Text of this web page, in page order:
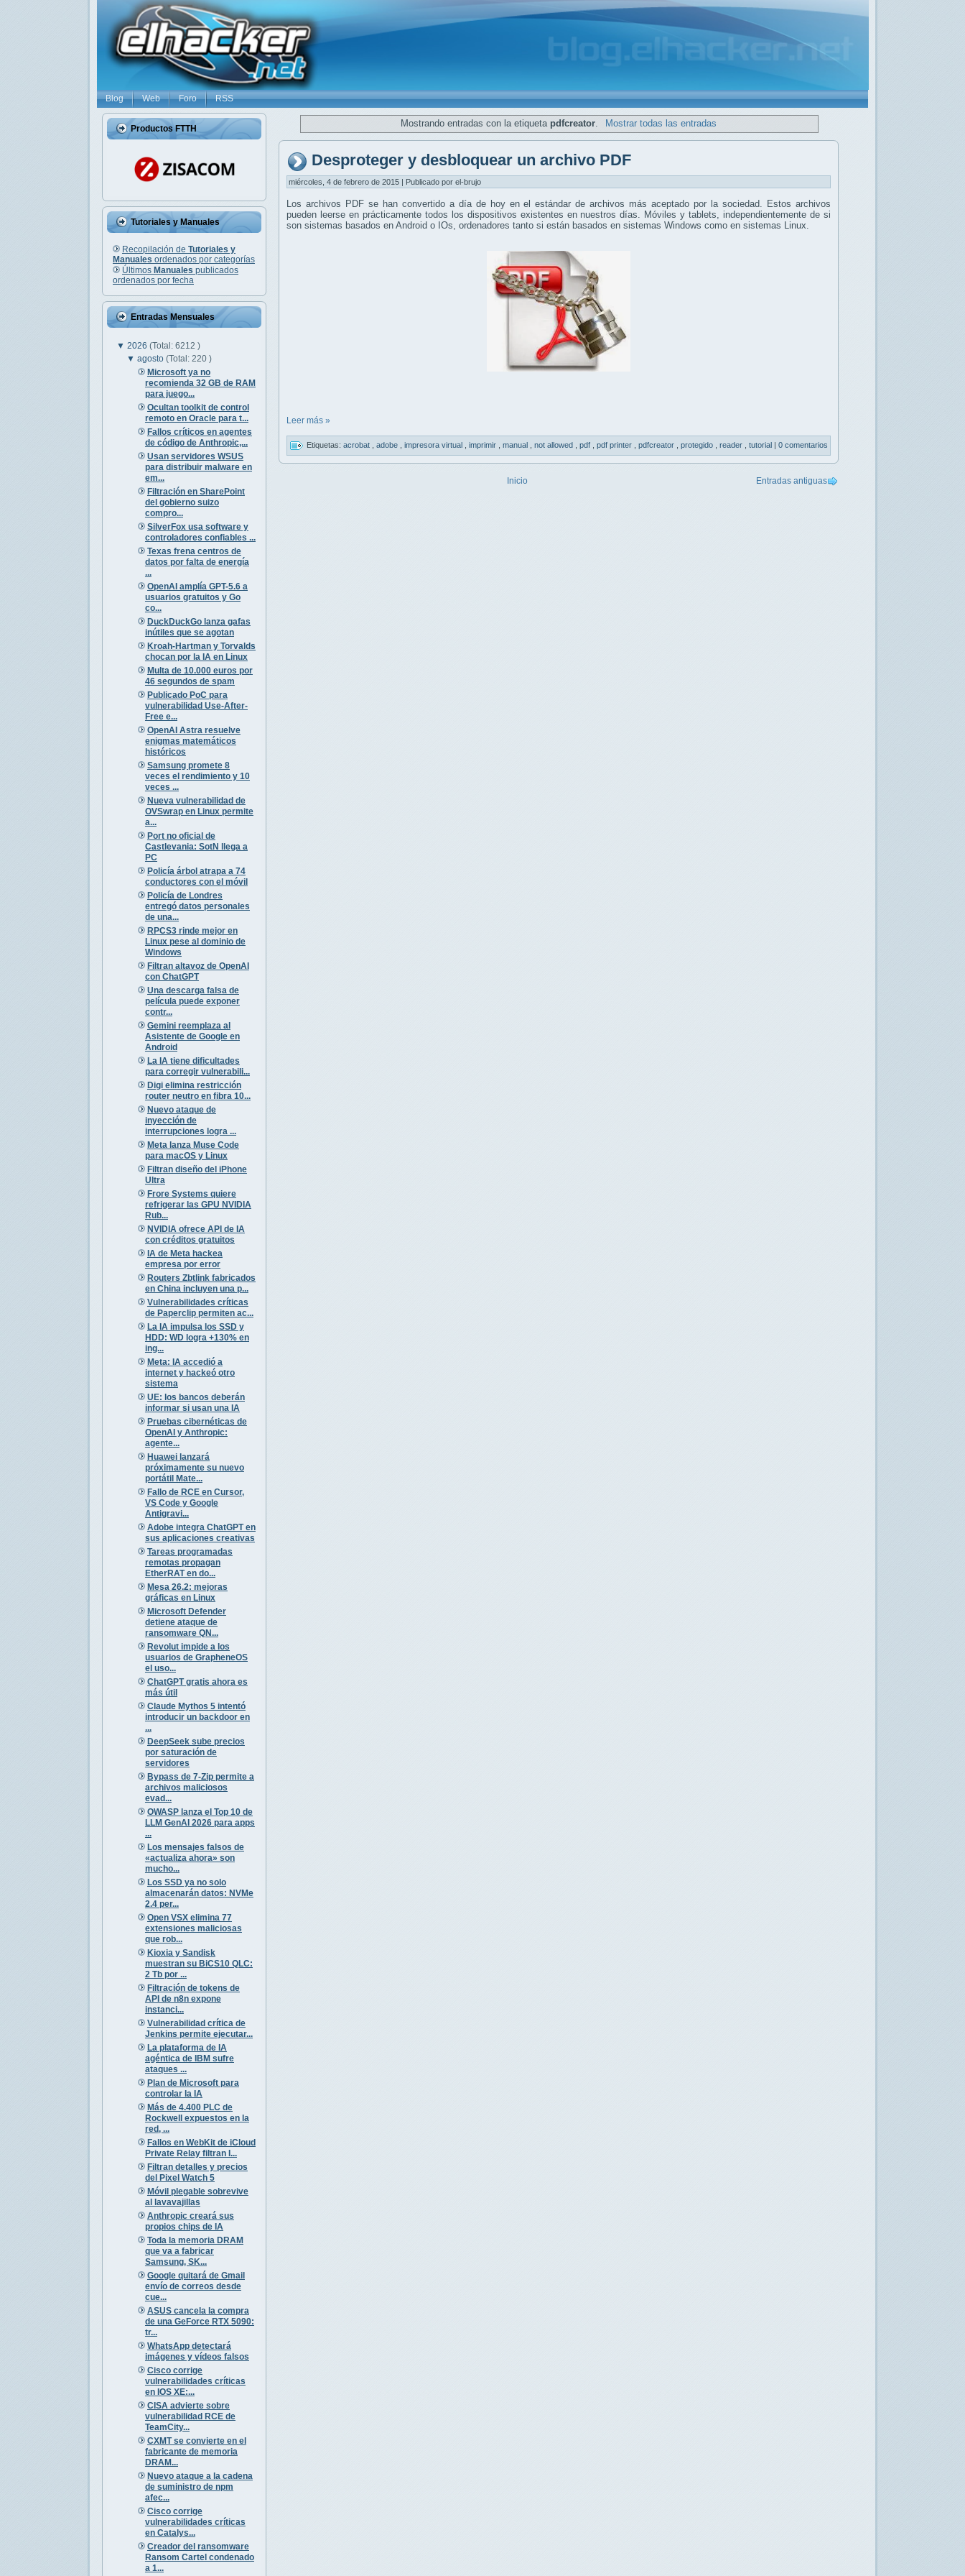
Blog Web Foro RSS
Productos FTTH
Tutoriales y Manuales
Recopilación de Tutoriales y
Manuales ordenados por categorías
Últimos Manuales publicados
ordenados por fecha
Entradas Mensuales
▼ 2026 (Total: 6212 )
▼agosto(Total: 220 )
Microsoft ya no
recomienda 32 GB de RAM
para juego...
Ocultan toolkit de control
remoto en Oracle para t...
Fallos críticos en agentes
de código de Anthropic,...
Usan servidores WSUS
para distribuir malware en
em...
Filtración en SharePoint
del gobierno suizo
compro...
SilverFox usa software y
controladores confiables ...
Texas frena centros de
datos por falta de energía
...
OpenAI amplía GPT-5.6 a
usuarios gratuitos y Go
co...
DuckDuckGo lanza gafas
inútiles que se agotan
Kroah-Hartman y Torvalds
chocan por la IA en Linux
Multa de 10.000 euros por
46 segundos de spam
Publicado PoC para
vulnerabilidad Use-After-
Free e...
OpenAI Astra resuelve
enigmas matemáticos
históricos
Samsung promete 8
veces el rendimiento y 10
veces ...
Nueva vulnerabilidad de
OVSwrap en Linux permite
a...
Port no oficial de
Castlevania: SotN llega a
PC
Policía árbol atrapa a 74
conductores con el móvil
Policía de Londres
entregó datos personales
de una...
RPCS3 rinde mejor en
Linux pese al dominio de
Windows
Filtran altavoz de OpenAI
con ChatGPT
Una descarga falsa de
película puede exponer
contr...
Gemini reemplaza al
Asistente de Google en
Android
La IA tiene dificultades
para corregir vulnerabili...
Digi elimina restricción
router neutro en fibra 10...
Nuevo ataque de
inyección de
interrupciones logra ...
Meta lanza Muse Code
para macOS y Linux
Filtran diseño del iPhone
Ultra
Frore Systems quiere
refrigerar las GPU NVIDIA
Rub...
NVIDIA ofrece API de IA
con créditos gratuitos
IA de Meta hackea
empresa por error
Routers Zbtlink fabricados
en China incluyen una p...
Vulnerabilidades críticas
de Paperclip permiten ac...
La IA impulsa los SSD y
HDD: WD logra +130% en
ing...
Meta: IA accedió a
internet y hackeó otro
sistema
UE: los bancos deberán
informar si usan una IA
Pruebas cibernéticas de
OpenAI y Anthropic:
agente...
Huawei lanzará
próximamente su nuevo
portátil Mate...
Fallo de RCE en Cursor,
VS Code y Google
Antigravi...
Adobe integra ChatGPT en
sus aplicaciones creativas
Tareas programadas
remotas propagan
EtherRAT en do...
Mesa 26.2: mejoras
gráficas en Linux
Microsoft Defender
detiene ataque de
ransomware QN...
Revolut impide a los
usuarios de GrapheneOS
el uso...
ChatGPT gratis ahora es
más útil
Claude Mythos 5 intentó
introducir un backdoor en
...
DeepSeek sube precios
por saturación de
servidores
Bypass de 7-Zip permite a
archivos maliciosos
evad...
OWASP lanza el Top 10 de
LLM GenAI 2026 para apps
...
Los mensajes falsos de
«actualiza ahora» son
mucho...
Los SSD ya no solo
almacenarán datos: NVMe
2.4 per...
Open VSX elimina 77
extensiones maliciosas
que rob...
Kioxia y Sandisk
muestran su BiCS10 QLC:
2 Tb por ...
Filtración de tokens de
API de n8n expone
instanci...
Vulnerabilidad crítica de
Jenkins permite ejecutar...
La plataforma de IA
agéntica de IBM sufre
ataques ...
Plan de Microsoft para
controlar la IA
Más de 4.400 PLC de
Rockwell expuestos en la
red, ...
Fallos en WebKit de iCloud
Private Relay filtran I...
Filtran detalles y precios
del Pixel Watch 5
Móvil plegable sobrevive
al lavavajillas
Anthropic creará sus
propios chips de IA
Toda la memoria DRAM
que va a fabricar
Samsung, SK...
Google quitará de Gmail
envío de correos desde
cue...
ASUS cancela la compra
de una GeForce RTX 5090:
tr...
WhatsApp detectará
imágenes y vídeos falsos
Cisco corrige
vulnerabilidades críticas
en IOS XE:...
CISA advierte sobre
vulnerabilidad RCE de
TeamCity...
CXMT se convierte en el
fabricante de memoria
DRAM...
Nuevo ataque a la cadena
de suministro de npm
afec...
Cisco corrige
vulnerabilidades críticas
en Catalys...
Creador del ransomware
Ransom Cartel condenado
a 1...
Mostrando entradas con la etiqueta pdfcreator Mostrar todas las entradas
Desproteger y desbloquear un archivo PDF
miércoles, 4 de febrero de 2015 | Publicado por el-brujo
Los archivos PDF se han convertido a día de hoy en el estándar de archivos más aceptado por la sociedad. Estos archivos
pueden leerse en prácticamente todos los dispositivos existentes en nuestros días. Móviles y tablets, independientemente de si
son sistemas basados en Android o IOs, ordenadores tanto si están basados en sistemas Windows como en sistemas Linux.
Leer más »
Etiquetas: acrobat adobe impresora virtual imprimir manual not allowed pdf pdf printer pdfcreator protegido reader tutorial | 0 comentarios
Entradas antiguas
Inicio